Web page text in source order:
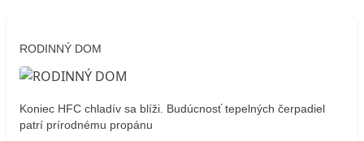
RODINNÝ DOM
Koniec HFC chladív sa blíži. Budúcnosť tepelných čerpadiel
patrí prírodnému propánu